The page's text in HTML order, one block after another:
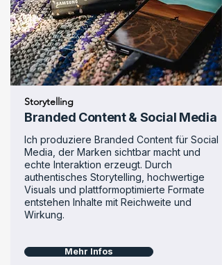
Storytelling
Branded Content & Social Media
Ich produziere Branded Content für Social
Media, der Marken sichtbar macht und
echte Interaktion erzeugt. Durch
authentisches Storytelling, hochwertige
Visuals und plattformoptimierte Formate
entstehen Inhalte mit Reichweite und
Wirkung.
Mehr Infos